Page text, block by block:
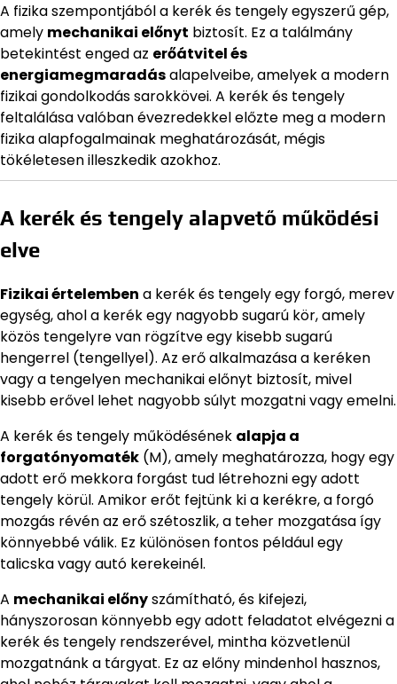
A fizika szempontjából a kerék és tengely egyszerű gép,
amely mechanikai előnyt biztosít. Ez a találmány
betekintést enged az erőátvitel és
energiamegmaradásalapelveibe, amelyek a modern
fizikai gondolkodás sarokkövei. A kerék és tengely
feltalálása valóban évezredekkel előzte meg a modern
fizika alapfogalmainak meghatározását, mégis
tökéletesen illeszkedik azokhoz.
A kerék és tengely alapvető működési
elve
Fizikai értelemben a kerék és tengely egy forgó, merev
egység, ahol a kerék egy nagyobb sugarú kör, amely
közös tengelyre van rögzítve egy kisebb sugarú
hengerrel (tengellyel). Az erő alkalmazása a keréken
vagy a tengelyen mechanikai előnyt biztosít, mivel
kisebb erővel lehet nagyobb súlyt mozgatni vagy emelni.
A kerék és tengely működésének alapja a
forgatónyomaték (M), amely meghatározza, hogy egy
adott erő mekkora forgást tud létrehozni egy adott
tengely körül. Amikor erőt fejtünk ki a kerékre, a forgó
mozgás révén az erő szétoszlik, a teher mozgatása így
könnyebbé válik. Ez különösen fontos például egy
talicska vagy autó kerekeinél.
A mechanikai előnyszámítható, és kifejezi,
hányszorosan könnyebb egy adott feladatot elvégezni a
kerék és tengely rendszerével, mintha közvetlenül
mozgatnánk a tárgyat. Ez az előny mindenhol hasznos,